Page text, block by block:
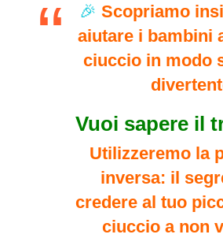
🎉 Scopriamo
aiutare i bambini
ciuccio in modo
Vuoi sapere il
Utilizzeremo la
inversa: il
credere al tuo
ciuccio a non